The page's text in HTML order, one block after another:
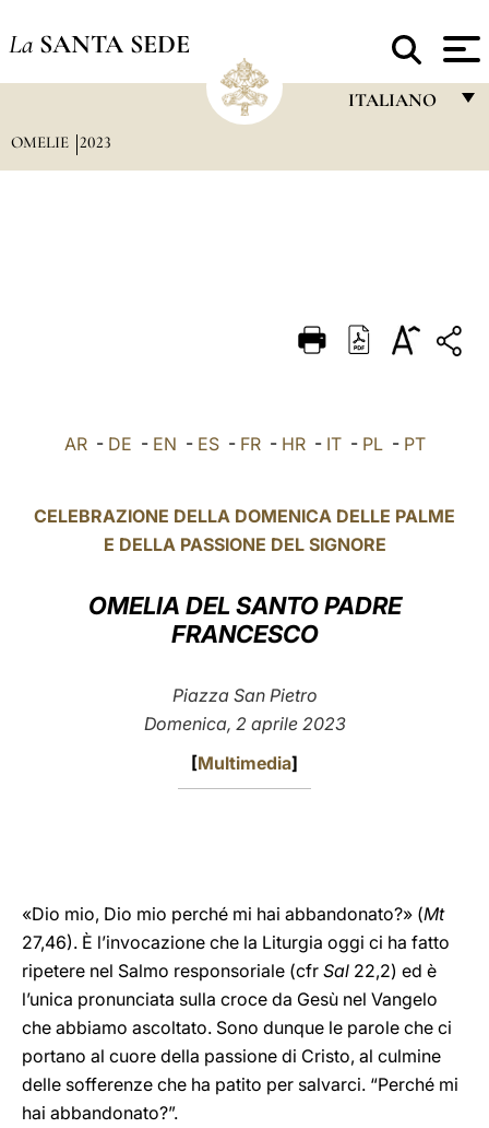
La SANTA SEDE
ITALIANO
DEUTSCH
العربيّة
LATINE
OMELIE 2023
AR- DE - EN - ES- FR- HR- IT- PL- PT
CELEBRAZIONE DELLA DOMENICA DELLE PALME
E DELLA PASSIONE DEL SIGNORE
OMELIA DEL SANTO PADRE
FRANCESCO
Piazza San Pietro
Domenica, 2 aprile 2023
[Multimedia]
«Dio mio, Dio mio perché mi hai abbandonato?» (Mt
27,46). È l’invocazione che la Liturgia oggi ci ha fatto
ripetere nel Salmo responsoriale (cfr Sal 22,2) ed è
l’unica pronunciata sulla croce da Gesù nel Vangelo
che abbiamo ascoltato. Sono dunque le parole che ci
portano al cuore della passione di Cristo, al culmine
delle sofferenze che ha patito per salvarci. “Perché mi
hai abbandonato?”.